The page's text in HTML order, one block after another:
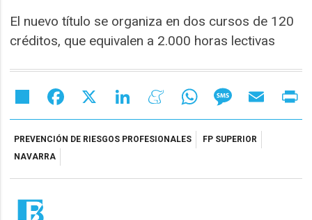
El nuevo título se organiza en dos cursos de 120
créditos, que equivalen a 2.000 horas lectivas
Share Facebook LinkedIn MeneameWhatsAppMessageEmail
PREVENCIÓN DE RIESGOS PROFESIONALES
FP SUPERIOR
NAVARRA